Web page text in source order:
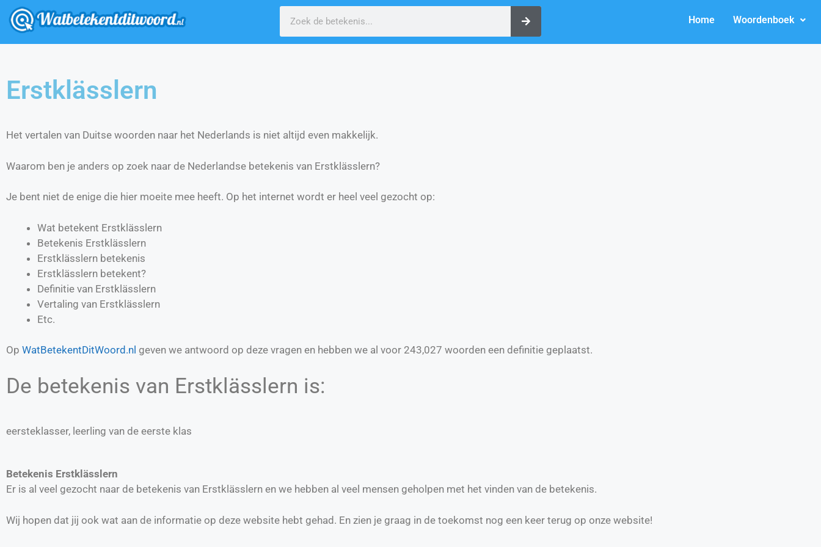
Home Woordenboek
Erstklässlern
Het vertalen van Duitse woorden naar het Nederlands is niet altijd even makkelijk.
Waarom ben je anders op zoek naar de Nederlandse betekenis van Erstklässlern?
Je bent niet de enige die hier moeite mee heeft. Op het internet wordt er heel veel gezocht op:
Wat betekent Erstklässlern
Betekenis Erstklässlern
Erstklässlern betekenis
Erstklässlern betekent?
Definitie van Erstklässlern
Vertaling van Erstklässlern
Etc.
Op WatBetekentDitWoord.nl geven we antwoord op deze vragen en hebben we al voor 243,027 woorden een definitie geplaatst.
De betekenis van Erstklässlern is:
eersteklasser, leerling van de eerste klas
Betekenis Erstklässlern
Er is al veel gezocht naar de betekenis van Erstklässlern en we hebben al veel mensen geholpen met het vinden van de betekenis.
Wij hopen dat jij ook wat aan de informatie op deze website hebt gehad. En zien je graag in de toekomst nog een keer terug op onze website!